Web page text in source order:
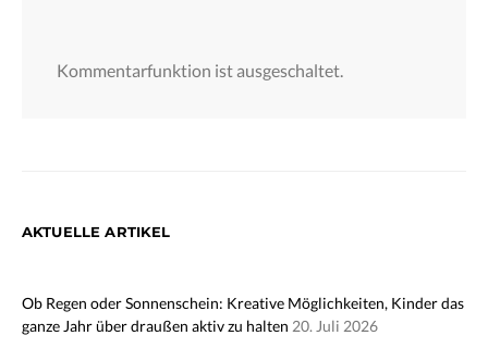
Kommentarfunktion ist ausgeschaltet.
AKTUELLE ARTIKEL
Ob Regen oder Sonnenschein: Kreative Möglichkeiten, Kinder das
ganze Jahr über draußen aktiv zu halten 20. Juli 2026